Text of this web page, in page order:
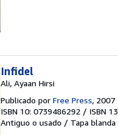
Infidel
Ali, Ayaan Hirsi
Publicado por Free Press, 2007
ISBN 10: 0739486292 / ISBN
Antiguo o usado / Tapa blanda